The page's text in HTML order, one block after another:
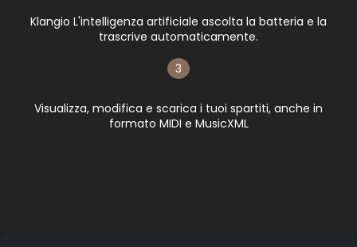
Klangio L'intelligenza artificiale ascolta la batteria e la
trascrive automaticamente.
3
Visualizza, modifica e scarica i tuoi spartiti, anche in
formato MIDI e MusicXML